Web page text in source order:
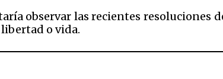
observar las recientes resoluciones
o vida.